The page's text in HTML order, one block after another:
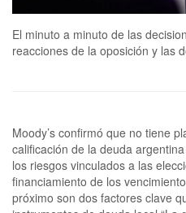
El minuto a minuto de las
reacciones de la oposición y las
Moody’s confirmó que no tiene planes de aplicar una mejora en la calificación de la deuda argentina en lo inmediato y explicó que los riesgos vinculados a las elecciones de 2027 y el financiamiento de los vencimientos en moneda extranjera el año próximo son dos factores clave que condicionan la nota de los instrumentos de deuda local.“La confianza de que estas políticas van a continuar es clave para la calificación. Y sería prematuro subir la calificación si no hay certeza de continuidad en las políticas”, dijo hoy Jaime Reusche, vicepresidente y senior credit officer de la calificadora estadounidense, al enfatizar en el escenario de “incertidumbre” que presenta el contexto financiero para el país, especialmente el año que viene. Fue en un encuentro organizado por la firma en el hotel Four Seasons de Buenos Aires, en el que el ejecutivo también dialogó con el viceministro de Economía, José Luis Daza.El diputado nacional de Unión por la Patria Santiago Cafiero opinó sobre la situación de Manuel Adorni dentro del Gobierno y aseguró que el oficialismo “lo está usando de pararrayos”. El exfuncionario de la gestión de Alberto Fernández sostuvo que la permanencia del portavoz presidencial busca desviar la atención de otros temas y destacó que la oposición se beneficia “políticamente” con la situación judicial del jefe de Gabinete.Durante una entrevista en el programa A Dos Voces (TN), Cafiero postuló: “El Gobierno lo está usando de pararrayos, para que no se hable de $LIBRA o los hospitales universitarios”.La decisión siempre es prospectiva; los ejercicios de historia contrafáctica pertenecen básicamente al plano de la nostalgia. Las estadísticas y las informaciones puntuales ayudan a entender qué es lo que está pasando, al servicio de la toma de decisiones. Las estadísticas son mejores que las informaciones puntuales, por su mayor cobertura, pero demoran más en confeccionarse y publicarse.Sabemos lo que en este momento ocurre con el riesgo país y las diferentes cotizaciones del dólar, pero solo sabemos hasta febrero pasado lo que ocurrió con la producción y, hasta marzo, lo que pasó con la tasa de inflación y el intercambio internacional de mercaderías.Si los últimos datos estadísticos hay que tomarlos con pinzas, las estimaciones puntuales con más razón. Ni hago una fiesta cuando algún indicador mejora, ni invito al suicidio colectivo cuando se deteriora. Hablar de “cambio de tendencia” a partir de una sola observación está más cerca de la poesía que del análisis económico.Mientras en la Argentina continúa el escándalo que involucra a su jefe de Gabinete, Manuel Adorni, el presidente Javier Milei disertó esta tarde en el plenario de cierre de la 29° Conferencia Global del Instituto Milken, en Los Ángeles, con un discurso en el que destacó logros de su administración y llamó a apostar por la Argentina, ante un auditorio que reunió a líderes de distintos sectores.“Les traigo buenas noticias, y esa es la razón por la que estoy aquí hoy. El sueño americano no ha muerto. La promesa de libertad para el mundo no ha muerto. Está renaciendo, y lo hace en dos lugares simultáneamente”, aseguró el mandatario, que trazó un paralelismo entre su administración y la de Donald Trump, su principal aliado internacional.“Renace en Estados Unidos, bajo el liderazgo de Trump, quien está devolviendo a esta nación su esencia. Y en la Argentina, donde 50 millones de argentinos eligieron poner fin a un ciclo de decadencia para abrazar, una vez más, las ideas que en su momento también nos hicieron grandes. No estamos simplemente copiando un modelo extranjero; estamos regresando a nuestras raíces libertarias", sostuvo Milei, que concretó en Los Ángeles su viaje 16 a Estados Unidos desde que asumió.El mandatario sostuvo que la “convergencia” entre ambos países “reabrió la posibilidad del acuerdo de libre comercio”, mientras que en otro tramo abogó por que la “libertad” alcance también a países como Venezuela y Cuba.A continuación, Milei explicó a los asistentes, en el salón central del evento en el hotel The Beverly Hilton, el “núcleo” del programa de gobierno, y mostró una serie de resultados, “la prueba fehaciente de que el modelo de la libertad funciona”, dijo. Además, en sus 20 minutos de exposición se mostró “optimista respecto al futuro”.“Hace exactamente dos años, en esta misma sala, los invité por primera vez a apostar por la Argentina. Aquellos que siguieron ese consejo vieron el valor de sus inversiones aumentar en más de un 100% durante el primer año”, señaló Milei. “Una vez más, los invito a apostar por la Argentina, no para reemplazar el sueño americano, sino para hacerlo aún más grande, para expandirlo por toda la Tierra”, dijo.Leé la nota completa acáLa diputada nacional Marcela Pagano contestó a las críticas que expresó contra ella el presidente Javier Milei durante una entrevista con LN+. Aseguró que la historia lo va a recordar “como